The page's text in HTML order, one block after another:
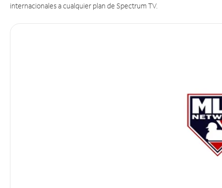
internacionales a cualquier plan de Spectrum TV.